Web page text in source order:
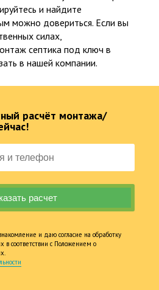
и найдите
можно довериться. Если вы
силах,
септика под ключ в
в нашей компании.
расчёт монтажа/
и даю согласие на обработку
в соответствии с Положением о